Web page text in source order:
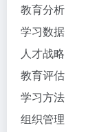
教育分析
学习数据
人才战略
教育评估
学习方法
组织管理